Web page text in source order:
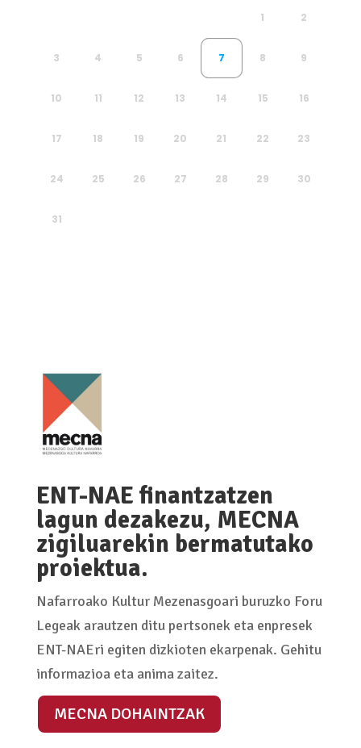
1 2
3 4 5 6 7 8 9
10 11 12 13 14 15 16
17 18 19 20 21 22 23
24 25 26 27 28 29 30
31
ENT-NAE finantzatzen
lagun dezakezu, MECNA
zigiluarekin bermatutako
proiektua.
Nafarroako Kultur Mezenasgoari buruzko Foru
Legeak arautzen ditu pertsonek eta enpresek
ENT-NAEri egiten dizkioten ekarpenak. Gehitu
informazioa eta anima zaitez.
MECNA DOHAINTZAK